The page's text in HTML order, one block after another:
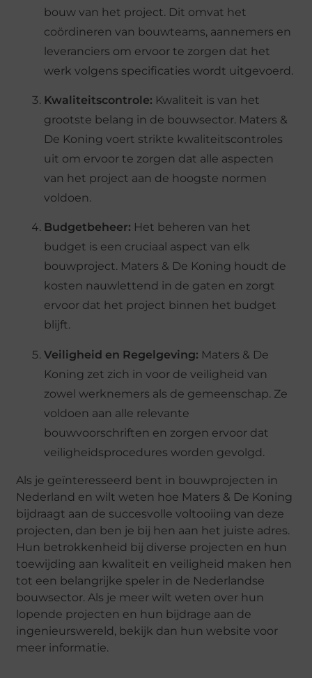
bouw van het project. Dit omvat het
coördineren van bouwteams, aannemers en
leveranciers om ervoor te zorgen dat het
werk volgens specificaties wordt uitgevoerd.
Kwaliteitscontrole: Kwaliteit is van het
grootste belang in de bouwsector. Maters &
De Koning voert strikte kwaliteitscontroles
uit om ervoor te zorgen dat alle aspecten
van het project aan de hoogste normen
voldoen.
Budgetbeheer: Het beheren van het
budget is een cruciaal aspect van elk
bouwproject. Maters & De Koning houdt de
kosten nauwlettend in de gaten en zorgt
ervoor dat het project binnen het budget
blijft.
Veiligheid en Regelgeving: Maters & De
Koning zet zich in voor de veiligheid van
zowel werknemers als de gemeenschap. Ze
voldoen aan alle relevante
bouwvoorschriften en zorgen ervoor dat
veiligheidsprocedures worden gevolgd.
Als je geïnteresseerd bent in bouwprojecten in
Nederland en wilt weten hoe Maters & De Koning
bijdraagt aan de succesvolle voltooiing van deze
projecten, dan ben je bij hen aan het juiste adres.
Hun betrokkenheid bij diverse projecten en hun
toewijding aan kwaliteit en veiligheid maken hen
tot een belangrijke speler in de Nederlandse
bouwsector. Als je meer wilt weten over hun
lopende projecten en hun bijdrage aan de
ingenieurswereld, bekijk dan hun website voor
meer informatie.